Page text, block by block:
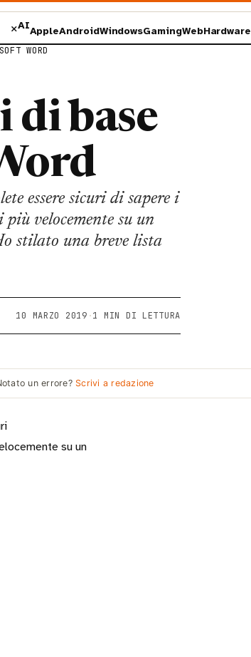
×AIAppleAndroidWindowsGamingWebHardware
WORD
base
essere sicuri di sapere i
velocemente su un
stilato una breve lista
10 MARZO 2019 ·1 MIN DI LETTURA
un errore? Scrivi a redazione
su un